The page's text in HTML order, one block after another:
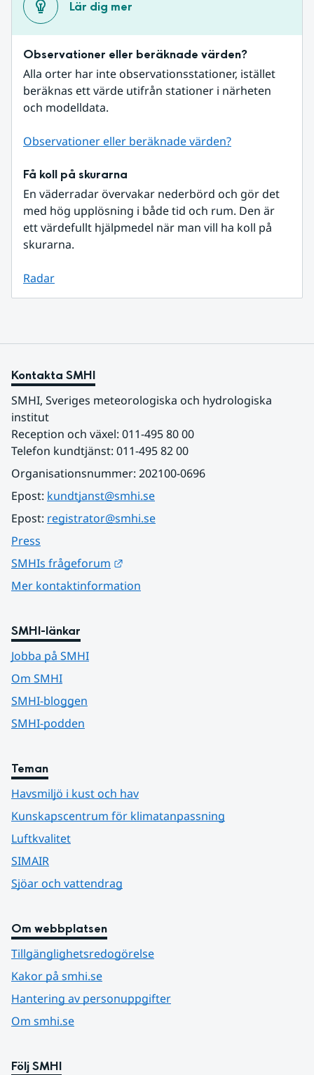
Lär dig mer
Observationer eller beräknade värden?
Alla orter har inte observationsstationer, istället
beräknas ett värde utifrån stationer i närheten
och modelldata.
Observationer eller beräknade värden?
Få koll på skurarna
En väderradar övervakar nederbörd och gör det
med hög upplösning i både tid och rum. Den är
ett värdefullt hjälpmedel när man vill ha koll på
skurarna.
Radar
Kontakta SMHI
SMHI, Sveriges meteorologiska och hydrologiska
institut
Reception och växel: 011-495 80 00
Telefon kundtjänst: 011-495 82 00
Organisationsnummer: 202100-0696
Epost: kundtjanst@smhi.se
Epost: registrator@smhi.se
Press
SMHIs frågeforum
Mer kontaktinformation
SMHI-länkar
Jobba på SMHI
Om SMHI
SMHI-bloggen
SMHI-podden
Teman
Havsmiljö i kust och hav
Kunskapscentrum för klimatanpassning
Luftkvalitet
SIMAIR
Sjöar och vattendrag
Om webbplatsen
Tillgänglighetsredogörelse
Kakor på smhi.se
Hantering av personuppgifter
Om smhi.se
Följ SMHI